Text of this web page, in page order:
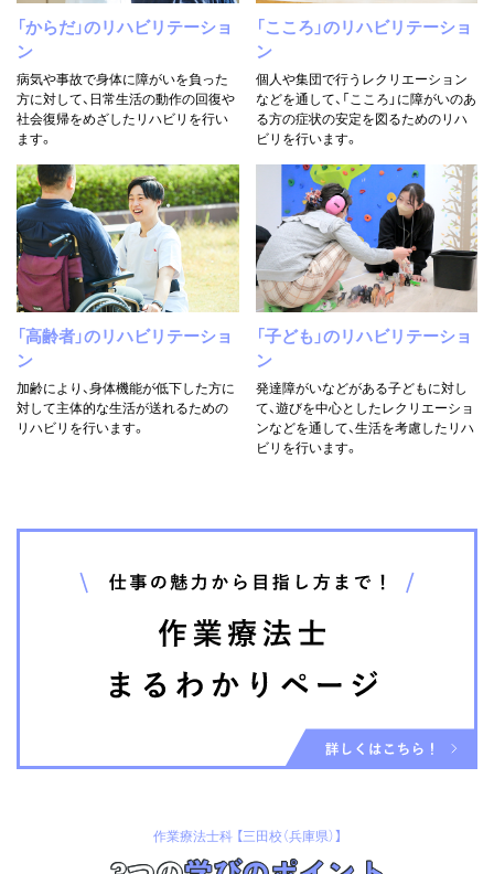
「からだ」のリハビリテーショ
ン
病気や事故で身体に障がいを負った
方に対して、日常生活の動作の回復や
社会復帰をめざしたリハビリを行い
ます。
「こころ」のリハビリテーショ
ン
個人や集団で行うレクリエーション
などを通して、「こころ」に障がいのあ
る方の症状の安定を図るためのリハ
ビリを行います。
「高齢者」のリハビリテーショ
ン
加齢により、身体機能が低下した方に
対して主体的な生活が送れるための
リハビリを行います。
「子ども」のリハビリテーショ
ン
発達障がいなどがある子どもに対し
て、遊びを中心としたレクリエーショ
ンなどを通して、生活を考慮したリハ
ビリを行います。
作業療法士科 【三田校（兵庫県）】